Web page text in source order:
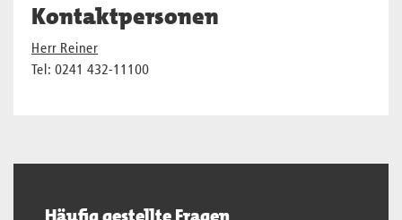
Kontaktpersonen
Herr Reiner
Tel: 0241 432-11100